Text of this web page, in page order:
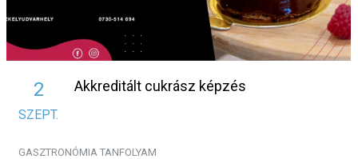
2
SZEPT.
Akkreditált cukrász képzés
GASZTRONÓMIA TANFOLYAM